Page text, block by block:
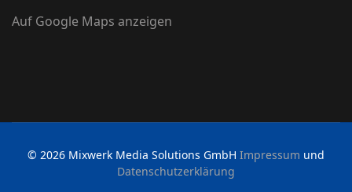
Auf Google Maps anzeigen
© 2026 Mixwerk Media Solutions GmbH Impressum und
Datenschutzerklärung